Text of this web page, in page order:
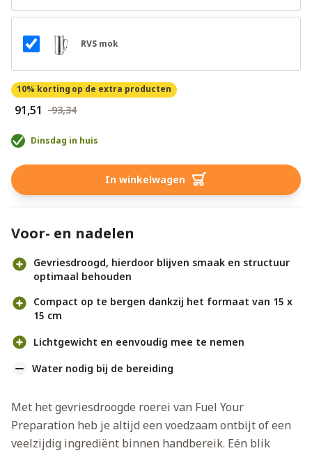
RVS mok
10% korting op de extra producten
€ 91,51 € 93,34
Dinsdag in huis
In winkelwagen
Voor- en nadelen
Gevriesdroogd, hierdoor blijven smaak en structuur
optimaal behouden
Compact op te bergen dankzij het formaat van 15 x
15 cm
Lichtgewicht en eenvoudig mee te nemen
Water nodig bij de bereiding
Met het gevriesdroogde roerei van Fuel Your
Preparation heb je altijd een voedzaam ontbijt of een
veelzijdig ingrediënt binnen handbereik. Eén blik